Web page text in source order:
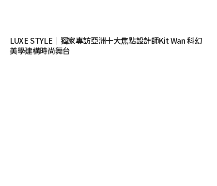
LUXE STYLE｜獨家專訪亞洲十大焦點設計師Kit Wan 科幻
美學建構時尚舞台